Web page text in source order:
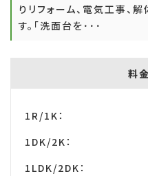
りリフォーム、電気工事、
す。「洗面台を･･･
料
1R/1K：
1DK/2K：
1LDK/2DK：